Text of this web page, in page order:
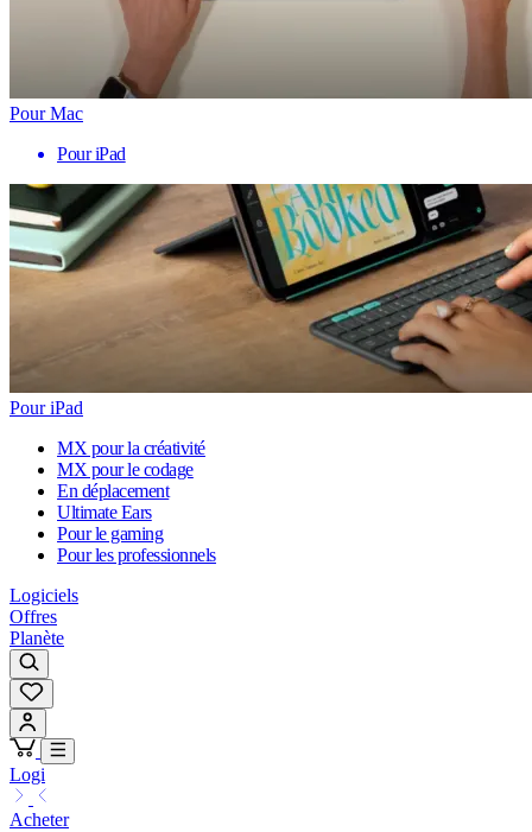
Pour Mac
Pour iPad
Pour iPad
MX pour la créativité
MX pour le codage
En déplacement
Ultimate Ears
Pour le gaming
Pour les professionnels
Logiciels
Offres
Planète
Logi
Acheter